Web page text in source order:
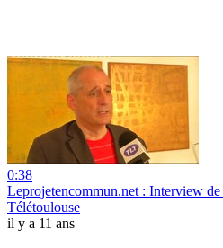
0:38
Leprojetencommun.net : Interview
Télétoulouse
il y a 11 ans